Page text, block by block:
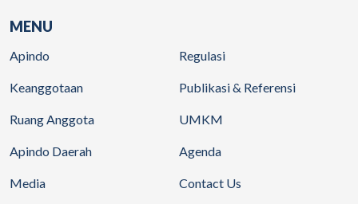
MENU
Apindo
Keanggotaan
Ruang Anggota
Apindo Daerah
Media
Regulasi
Publikasi & Referensi
UMKM
Agenda
Contact Us